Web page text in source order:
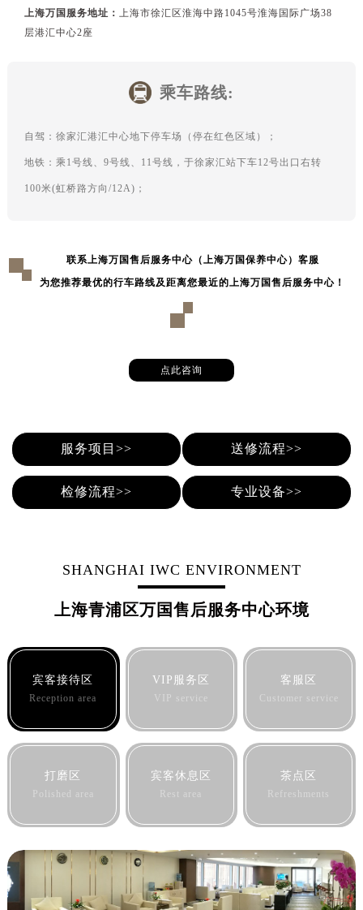
上海万国服务地址：
上海市徐汇区淮海中路1045号淮海国际广场38
层港汇中心2座
乘车路线:
自驾：徐家汇港汇中心地下停车场（停在红色区域）；
地铁：乘1号线、9号线、11号线，于徐家汇站下车12号出口右转
100米(虹桥路方向/12A)；
联系上海万国售后服务中心（上海万国保养中心）客服
为您推荐最优的行车路线及距离您最近的上海万国售后服务中心！
点此咨询
服务项目>> 送修流程>>
检修流程>> 专业设备>>
SHANGHAI IWC ENVIRONMENT
上海青浦区万国售后服务中心环境
宾客接待区
Reception area
VIP服务区
VIP service
客服区
Customer service
打磨区
Polished area
宾客休息区
Rest area
茶点区
Refreshments